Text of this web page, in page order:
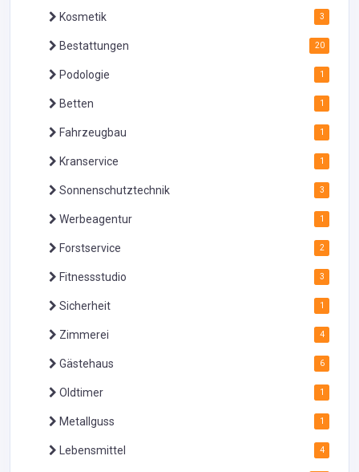
Kosmetik 3
Bestattungen 20
Podologie 1
Betten 1
Fahrzeugbau 1
Kranservice 1
Sonnenschutztechnik 3
Werbeagentur 1
Forstservice 2
Fitnessstudio 3
Sicherheit 1
Zimmerei 4
Gästehaus 6
Oldtimer 1
Metallguss 1
Lebensmittel 4